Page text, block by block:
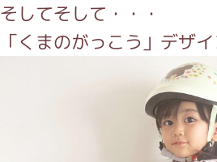
そしてそして・・・
「くまのがっこう」デザ